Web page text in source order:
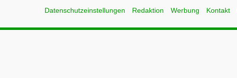
Datenschutzeinstellungen Redaktion Werbung Kontakt